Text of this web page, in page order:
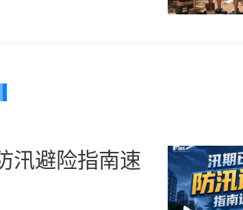
汛避险指南速